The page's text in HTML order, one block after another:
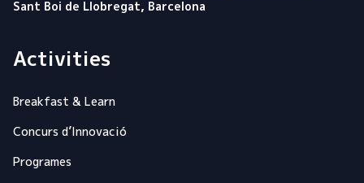
Sant Boi de Llobregat, Barcelona
Activities
Breakfast & Learn
Concurs d’Innovació
Programes